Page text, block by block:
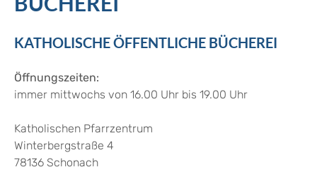
KATHOLISCHE ÖFFENTLICHE BÜCHEREI
Öffnungszeiten:
immer mittwochs von 16.00 Uhr bis 19.00 Uhr
Katholischen Pfarrzentrum
Winterbergstraße 4
78136 Schonach